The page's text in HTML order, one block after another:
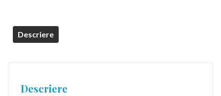
Descriere
Descriere